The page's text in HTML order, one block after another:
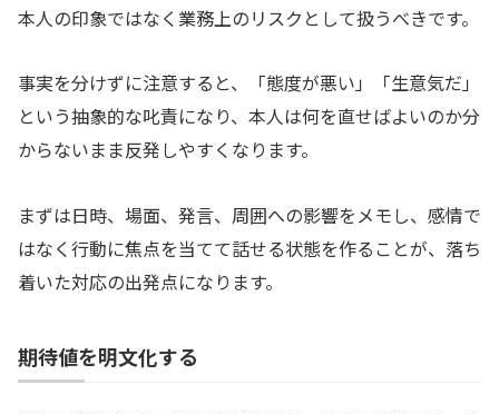
本人の印象ではなく業務上のリスクとして扱うべきです。
事実を分けずに注意すると、「態度が悪い」「生意気だ」
という抽象的な叱責になり、本人は何を直せばよいのか分
からないまま反発しやすくなります。
まずは日時、場面、発言、周囲への影響をメモし、感情で
はなく行動に焦点を当てて話せる状態を作ることが、落ち
着いた対応の出発点になります。
期待値を明文化する